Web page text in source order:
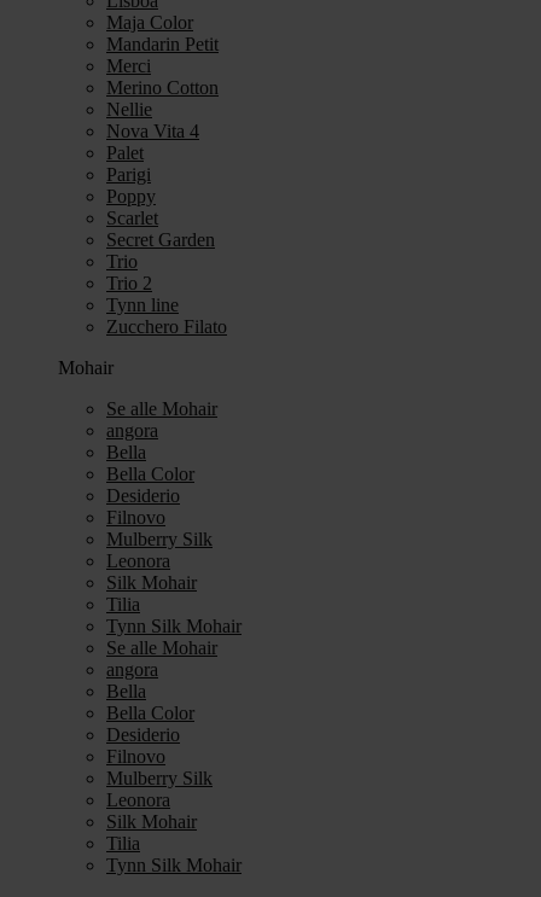
Maja Color
Mandarin Petit
Merci
Merino Cotton
Nellie
Nova Vita 4
Palet
Parigi
Poppy
Scarlet
Secret Garden
Trio
Trio 2
Tynn line
Zucchero Filato
Mohair
Se alle Mohair
angora
Bella
Bella Color
Desiderio
Filnovo
Mulberry Silk
Leonora
Silk Mohair
Tilia
Tynn Silk Mohair
Se alle Mohair
angora
Bella
Bella Color
Desiderio
Filnovo
Mulberry Silk
Leonora
Silk Mohair
Tilia
Tynn Silk Mohair